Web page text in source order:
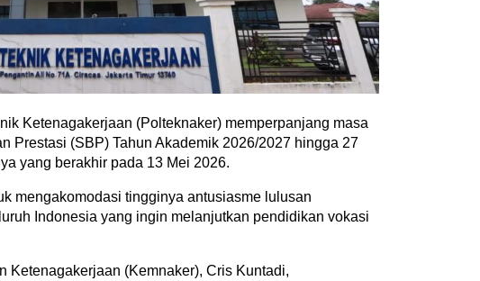
Ketenagakerjaan (Polteknaker) memperpanjang masa
Prestasi (SBP) Tahun Akademik 2026/2027 hingga 27
yang berakhir pada 13 Mei 2026.
mengakomodasi tingginya antusiasme lulusan
Indonesia yang ingin melanjutkan pendidikan vokasi
Ketenagakerjaan (Kemnaker), Cris Kuntadi,